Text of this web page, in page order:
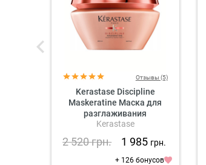
Отзывы (5)
Kerastase Discipline
Maskeratine Маска для
разглаживания
непослушных волос
Kerastase
2 520грн. 1 985 грн.
+ 126 бонусов